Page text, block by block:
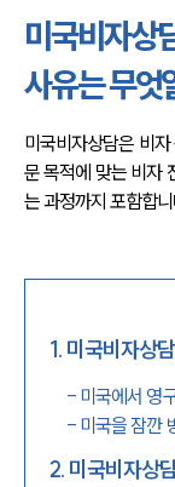
미국비자상
사유는 무엇
미국비자상담은 비
문 목적에 맞는 비자
는 과정까지 포함합
1. 미국비자상
- 미국에서 영
- 미국을 잠깐
2. 미국비자상